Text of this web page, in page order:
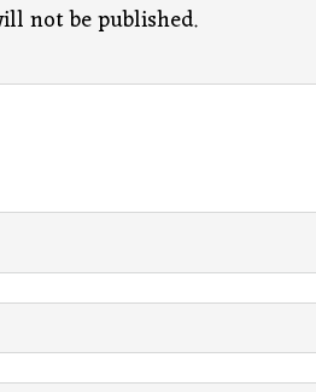
not be published.